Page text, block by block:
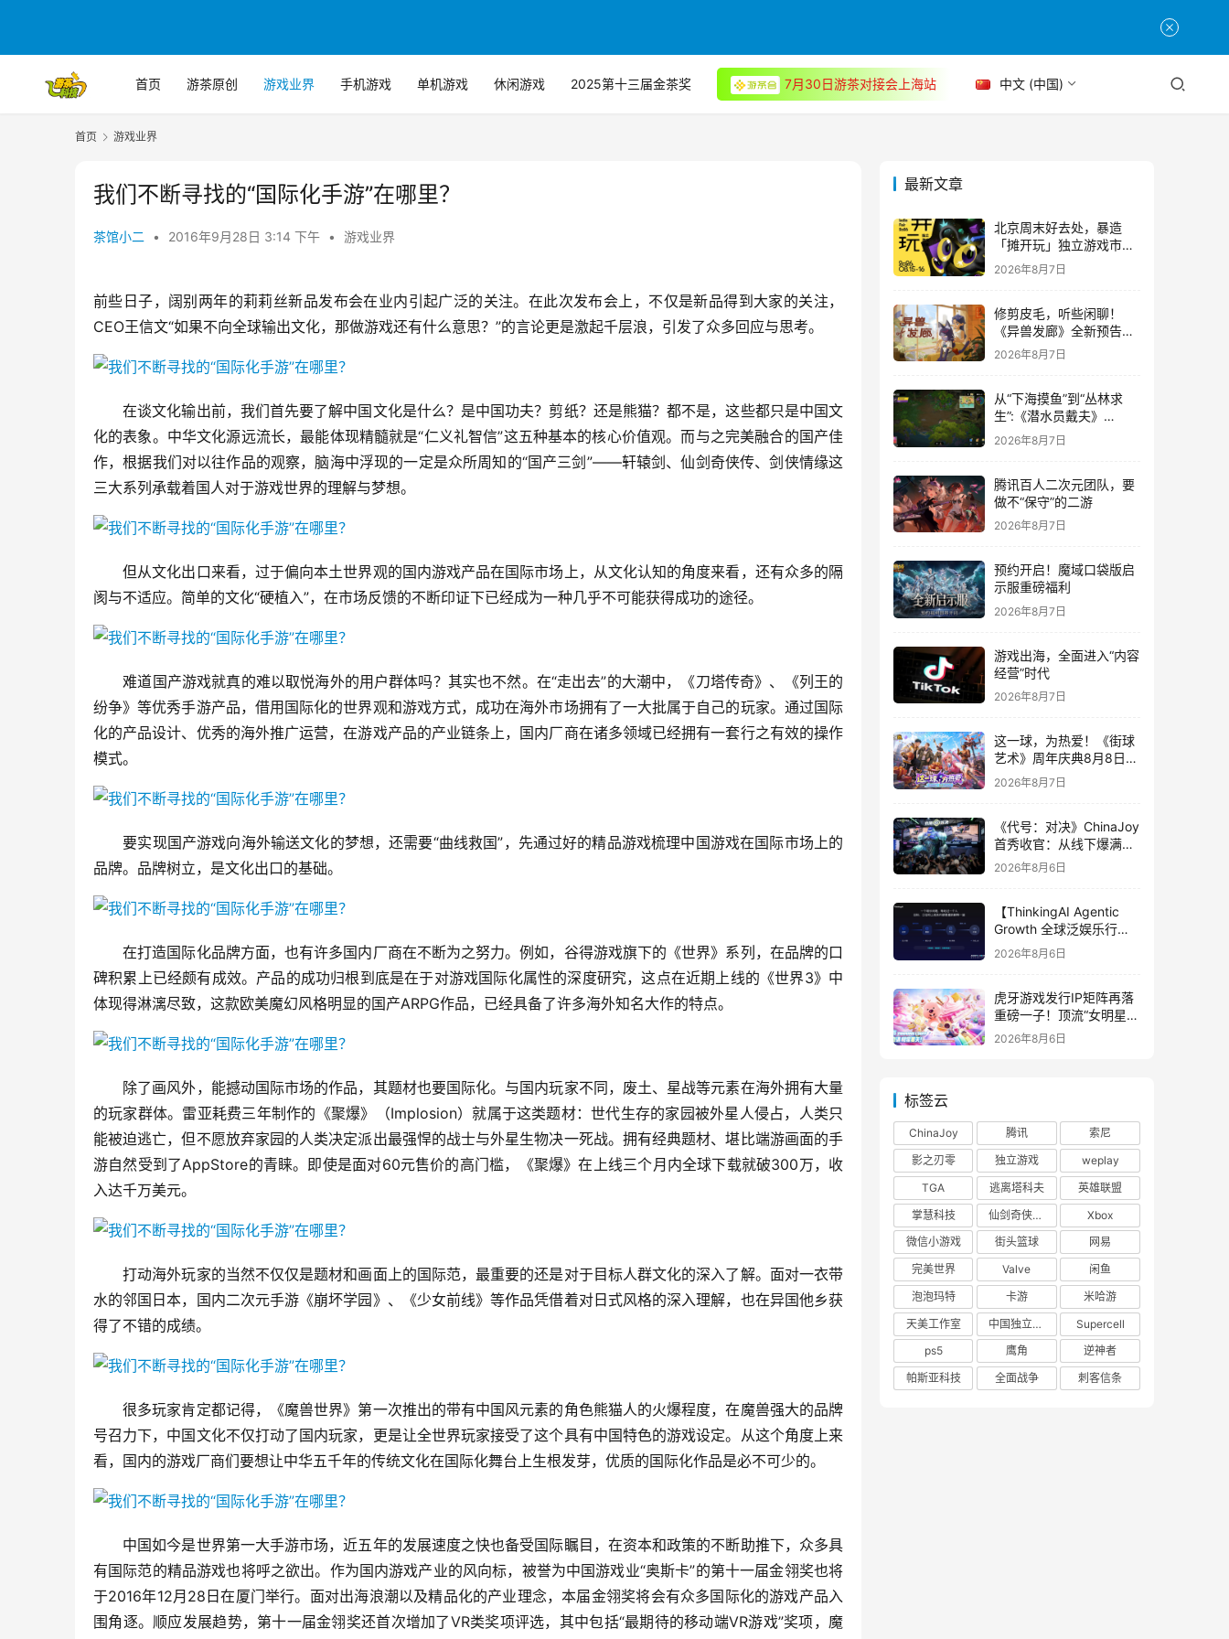
首页 游茶原创 游戏业界 手机游戏 单机游戏 休闲游戏 2025第十三届金茶奖 7月30日游茶对接会上海站 中文 (中国)
首页 游戏业界
我们不断寻找的“国际化手游”在哪里？
茶馆小二 • 2016年9月28日 3:14 下午 • 游戏业界
前些日子，阔别两年的莉莉丝新品发布会在业内引起广泛的关注。在此次发布会上，不仅是新品得到大家的关注，
CEO王信文“如果不向全球输出文化，那做游戏还有什么意思？”的言论更是激起千层浪，引发了众多回应与思考。
在谈文化输出前，我们首先要了解中国文化是什么？是中国功夫？剪纸？还是熊猫？都不是，这些都只是中国文
化的表象。中华文化源远流长，最能体现精髓就是“仁义礼智信”这五种基本的核心价值观。而与之完美融合的国产佳
作，根据我们对以往作品的观察，脑海中浮现的一定是众所周知的“国产三剑”——轩辕剑、仙剑奇侠传、剑侠情缘这
三大系列承载着国人对于游戏世界的理解与梦想。
但从文化出口来看，过于偏向本土世界观的国内游戏产品在国际市场上，从文化认知的角度来看，还有众多的隔
阂与不适应。简单的文化“硬植入”，在市场反馈的不断印证下已经成为一种几乎不可能获得成功的途径。
难道国产游戏就真的难以取悦海外的用户群体吗？其实也不然。在“走出去”的大潮中，《刀塔传奇》、《列王的
纷争》等优秀手游产品，借用国际化的世界观和游戏方式，成功在海外市场拥有了一大批属于自己的玩家。通过国际
化的产品设计、优秀的海外推广运营，在游戏产品的产业链条上，国内厂商在诸多领域已经拥有一套行之有效的操作
模式。
要实现国产游戏向海外输送文化的梦想，还需要“曲线救国”，先通过好的精品游戏梳理中国游戏在国际市场上的
品牌。品牌树立，是文化出口的基础。
在打造国际化品牌方面，也有许多国内厂商在不断为之努力。例如，谷得游戏旗下的《世界》系列，在品牌的口
碑积累上已经颇有成效。产品的成功归根到底是在于对游戏国际化属性的深度研究，这点在近期上线的《世界3》中
体现得淋漓尽致，这款欧美魔幻风格明显的国产ARPG作品，已经具备了许多海外知名大作的特点。
除了画风外，能撼动国际市场的作品，其题材也要国际化。与国内玩家不同，废土、星战等元素在海外拥有大量
的玩家群体。雷亚耗费三年制作的《聚爆》（Implosion）就属于这类题材：世代生存的家园被外星人侵占，人类只
能被迫逃亡，但不愿放弃家园的人类决定派出最强悍的战士与外星生物决一死战。拥有经典题材、堪比端游画面的手
游自然受到了AppStore的青睐。即使是面对60元售价的高门槛，《聚爆》在上线三个月内全球下载就破300万，收
入达千万美元。
打动海外玩家的当然不仅仅是题材和画面上的国际范，最重要的还是对于目标人群文化的深入了解。面对一衣带
水的邻国日本，国内二次元手游《崩坏学园》、《少女前线》等作品凭借着对日式风格的深入理解，也在异国他乡获
得了不错的成绩。
很多玩家肯定都记得，《魔兽世界》第一次推出的带有中国风元素的角色熊猫人的火爆程度，在魔兽强大的品牌
号召力下，中国文化不仅打动了国内玩家，更是让全世界玩家接受了这个具有中国特色的游戏设定。从这个角度上来
看，国内的游戏厂商们要想让中华五千年的传统文化在国际化舞台上生根发芽，优质的国际化作品是必不可少的。
中国如今是世界第一大手游市场，近五年的发展速度之快也备受国际瞩目，在资本和政策的不断助推下，众多具
有国际范的精品游戏也将呼之欲出。作为国内游戏产业的风向标，被誉为中国游戏业“奥斯卡”的第十一届金翎奖也将
于2016年12月28日在厦门举行。面对出海浪潮以及精品化的产业理念，本届金翎奖将会有众多国际化的游戏产品入
围角逐。顺应发展趋势，第十一届金翎奖还首次增加了VR类奖项评选，其中包括“最期待的移动端VR游戏”奖项，魔
最新文章
北京周末好去处，暴造
「摊开玩」独立游戏市集
正式开票！
2026年8月7日
修剪皮毛，听些闲聊！
《异兽发廊》全新预告与
Steam免费试玩公开
2026年8月7日
从“下海摸鱼”到“丛林求
生”:《潜水员戴夫》
DLC《丛林》移动端定档
8月14日
2026年8月7日
腾讯百人二次元团队，要
做不“保守”的二游
2026年8月7日
预约开启！魔域口袋版启
示服重磅福利
2026年8月7日
游戏出海，全面进入“内容
经营”时代
2026年8月7日
这一球，为热爱！《街球
艺术》周年庆典8月8日正
式上线，多重福利与全新
内容同步开启
2026年8月7日
《代号：对决》ChinaJoy
首秀收官：从线下爆满看
见玩家的真实期待
2026年8月6日
【ThinkingAI Agentic
Growth 全球泛娱乐行业
峰会】Agent 时代，人到
底负责什么
2026年8月6日
虎牙游戏发行IP矩阵再落
重磅一子！顶流“女明星”
ZANMANG LOOPY 正版
2026年8月6日
标签云
ChinaJoy 腾讯
索尼
影之刃零
独立游戏
weplay
TGA
逃离塔科夫
英雄联盟
掌慧科技
仙剑奇侠传四
Xbox
微信小游戏
街头篮球
网易
完美世界
Valve
闲鱼
泡泡玛特
卡游
米哈游
天美工作室
中国独立游戏联盟
Supercell
ps5
鹰角
逆神者
帕斯亚科技
全面战争 刺客信条